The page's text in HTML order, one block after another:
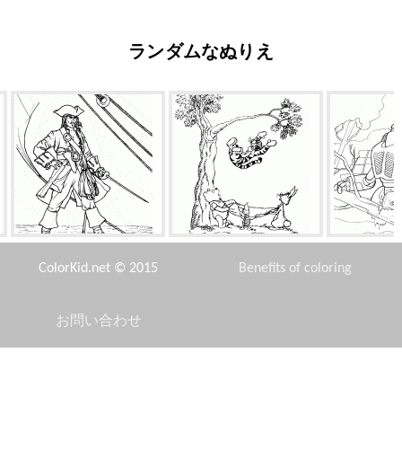
ランダムなぬりえ
海賊と搭乗
タイガースは飛ぶことはあり
ロボッ
ColorKid.net © 2015 Benefits of coloring
お問い合わせ